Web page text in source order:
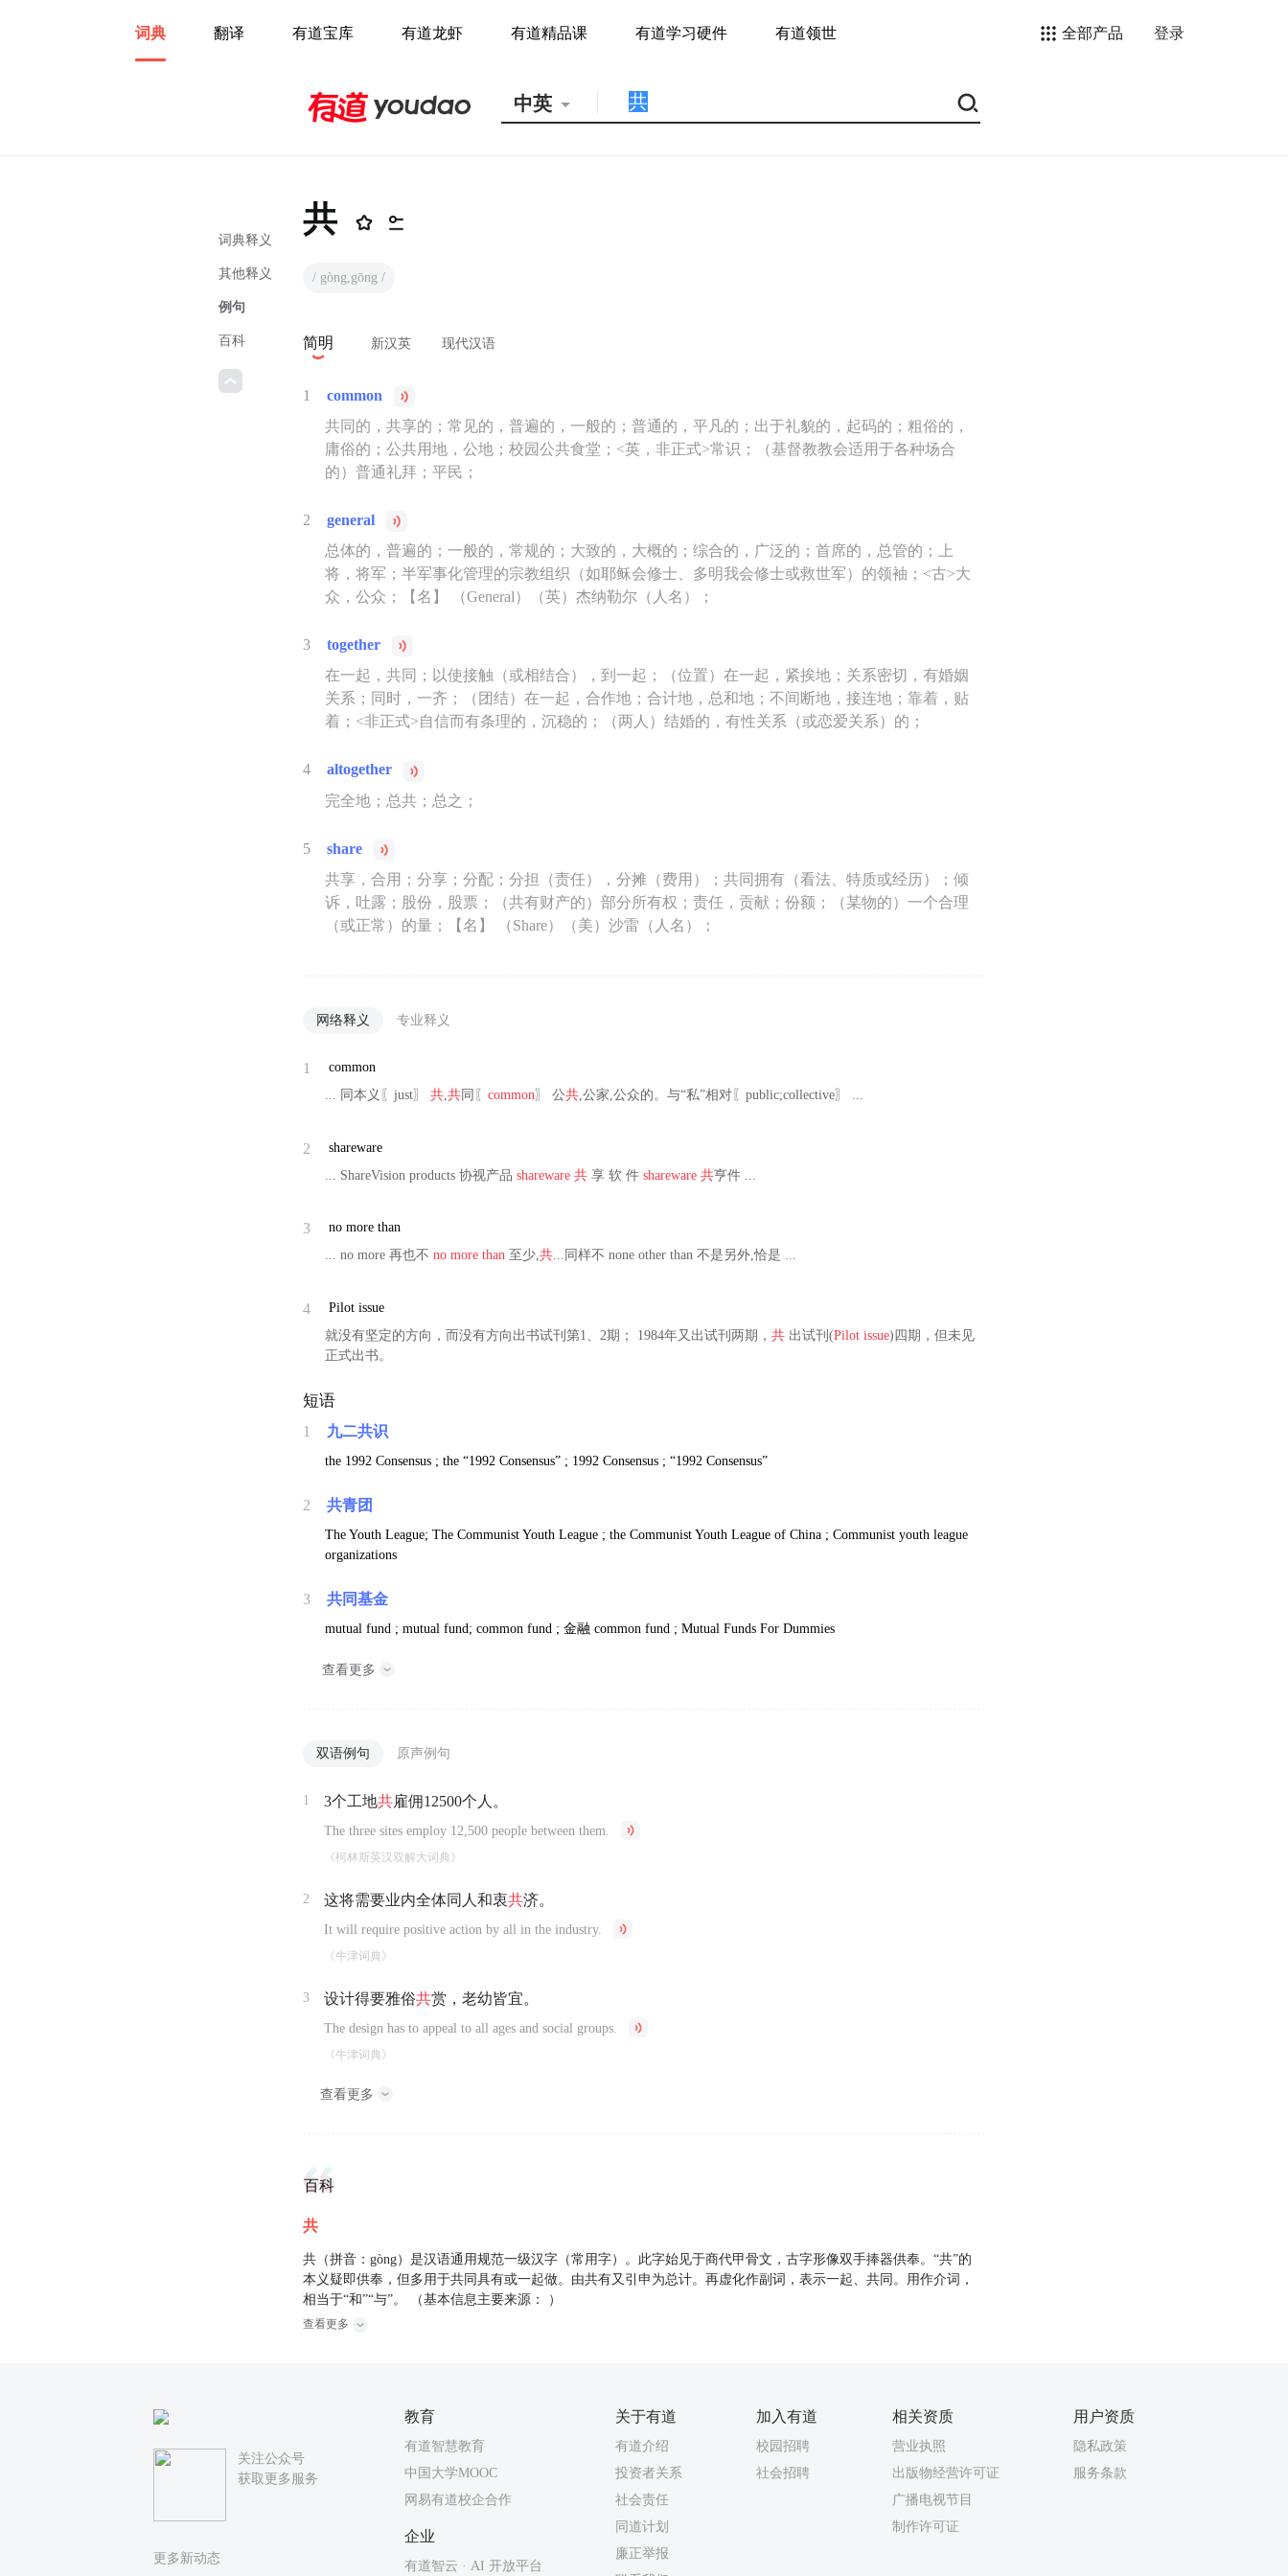
词典 翻译 有道宝库 有道龙虾 有道精品课 有道学习硬件 有道领世 全部产品 登录
中英
词典释义
其他释义
例句
百科
共
/ gòng,gōng /
简明 新汉英 现代汉语
1
common
共同的，共享的；常见的，普遍的，一般的；普通的，平凡的；出于礼貌的，起码的；粗俗的，
庸俗的；公共用地，公地；校园公共食堂；<英，非正式>常识；（基督教教会适用于各种场合
的）普通礼拜；平民；
2
general
总体的，普遍的；一般的，常规的；大致的，大概的；综合的，广泛的；首席的，总管的；上
将，将军；半军事化管理的宗教组织（如耶稣会修士、多明我会修士或救世军）的领袖；<古>大
众，公众；【名】 （General）（英）杰纳勒尔（人名）；
3
together
在一起，共同；以使接触（或相结合），到一起；（位置）在一起，紧挨地；关系密切，有婚姻
关系；同时，一齐；（团结）在一起，合作地；合计地，总和地；不间断地，接连地；靠着，贴
着；<非正式>自信而有条理的，沉稳的；（两人）结婚的，有性关系（或恋爱关系）的；
4
altogether
完全地；总共；总之；
5
share
共享，合用；分享；分配；分担（责任），分摊（费用）；共同拥有（看法、特质或经历）；倾
诉，吐露；股份，股票；（共有财产的）部分所有权；责任，贡献；份额；（某物的）一个合理
（或正常）的量；【名】 （Share）（美）沙雷（人名）；
网络释义 专业释义
1
common
... 同本义〖just〗共,共 同〖common〗 公共,公家,公众的。与“私”相对〖public;collective〗 ...
2
shareware
... ShareVision products 协视产品shareware 共 享 软 件shareware 共亨件 ...
3
no more than
... no more 再也不no more than 至少,共...同样不 none other than 不是另外,恰是 ...
4
Pilot issue
就没有坚定的方向，而没有方向出书试刊第1、2期； 1984年又出试刊两期，共 出试刊(Pilot issue)四期，但未见
正式出书。
短语
1 九二共识
the 1992 Consensus ; the “1992 Consensus” ; 1992 Consensus ; “1992 Consensus”
2 共青团
The Youth League; The Communist Youth League ; the Communist Youth League of China ; Communist youth league
organizations
3 共同基金
mutual fund ; mutual fund; common fund ;金融common fund ; Mutual Funds For Dummies
查看更多
双语例句 原声例句
1 3个工地共雇佣12500个人。
The three sites employ 12,500 people between them.
《柯林斯英汉双解大词典》
2 这将需要业内全体同人和衷共济。
It will require positive action by all in the industry.
《牛津词典》
3 设计得要雅俗共赏，老幼皆宜。
The design has to appeal to all ages and social groups.
《牛津词典》
查看更多
百科
共
共（拼音：gòng）是汉语通用规范一级汉字（常用字）。此字始见于商代甲骨文，古字形像双手捧器供奉。“共”的
本义疑即供奉，但多用于共同具有或一起做。由共有又引申为总计。再虚化作副词，表示一起、共同。用作介词，
相当于“和”“与”。 （基本信息主要来源： ）
查看更多
关注公众号
获取更多服务
更多新动态
教育
有道智慧教育
中国大学MOOC
网易有道校企合作
关于有道
有道介绍
投资者关系
社会责任
同道计划
廉正举报
加入有道
校园招聘
社会招聘
相关资质
营业执照
出版物经营许可证
广播电视节目
制作许可证
用户资质
隐私政策
服务条款
企业
有道智云 · AI 开放平台